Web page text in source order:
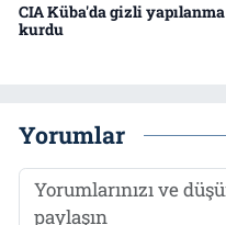
CIA Küba'da gizli yapılanma
kurdu
Yorumlar